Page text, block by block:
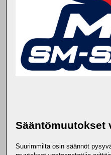
Sääntömuutokset
Suurimmilta osin säännöt